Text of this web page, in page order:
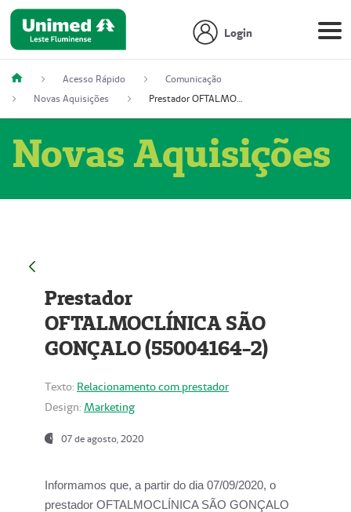
Login
Acesso Rápido
Comunicação
Novas Aquisições
Prestador OFTALMOCLÍNICA SÃO GONÇALO (55004164-2)
Novas Aquisições
Prestador
OFTALMOCLÍNICA SÃO
GONÇALO (55004164-2)
Texto: Relacionamento com prestador
Design: Marketing
07 de agosto, 2020
Informamos que, a partir do dia07/09/2020, o
prestador OFTALMOCLÍNICA SÃO GONÇALO